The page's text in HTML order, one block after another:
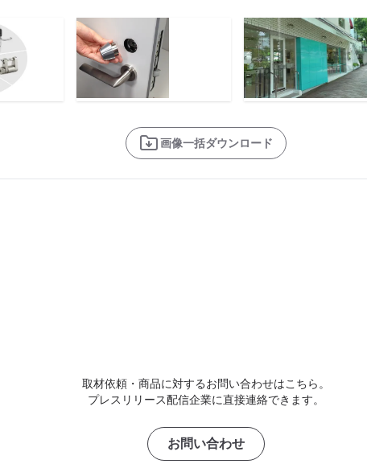
画像一括ダウンロード
取材依頼・商品に対するお問い合わせはこちら。
プレスリリース配信企業に直接連絡できます。
お問い合わせ